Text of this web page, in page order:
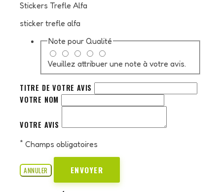
Stickers Trefle Alfa
sticker trefle alfa
Note pour Qualité
Veuillez attribuer une note à votre avis.
TITRE DE VOTRE AVIS
VOTRE NOM
VOTRE AVIS
* Champs obligatoires
ANNULER ENVOYER